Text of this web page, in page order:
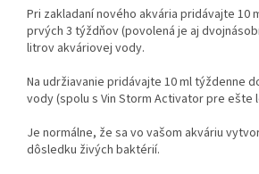
Pri zakladaní nového akvária pridávajte 10
prvých 3 týždňov (povolená je aj
litrov akváriovej vody.
Na udržiavanie pridávajte 10 ml týždenne
vody (spolu s Vin Storm Activator pre ešte
Je normálne, že sa vo vašom akváriu
dôsledku živých baktérií.